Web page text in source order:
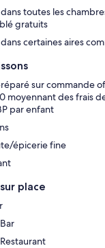
toutes les
gratuits
certaines aires
sur commande
moyennant des frais
par enfant
épicerie fine
place